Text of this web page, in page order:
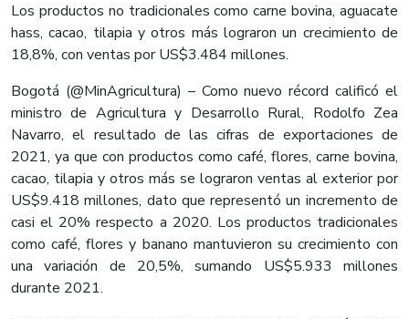
Los productos no tradicionales como carne bovina, aguacate
hass, cacao, tilapia y otros más lograron un crecimiento de
18,8%, con ventas por US$3.484 millones.
Bogotá (@MinAgricultura) – Como nuevo récord calificó el
ministro de Agricultura y Desarrollo Rural, Rodolfo Zea
Navarro, el resultado de las cifras de exportaciones de
2021, ya que con productos como café, flores, carne bovina,
cacao, tilapia y otros más se lograron ventas al exterior por
US$9.418 millones, dato que representó un incremento de
casi el 20% respecto a 2020. Los productos tradicionales
como café, flores y banano mantuvieron su crecimiento con
una variación de 20,5%, sumando US$5.933 millones
durante 2021.